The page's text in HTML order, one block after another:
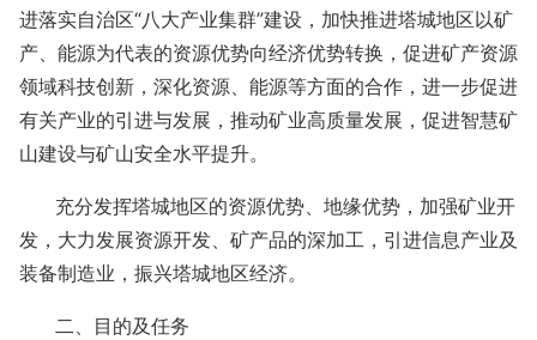
进落实自治区“八大产业集群”建设，加快推进塔城地区以矿
产、能源为代表的资源优势向经济优势转换，促进矿产资源
领域科技创新，深化资源、能源等方面的合作，进一步促进
有关产业的引进与发展，推动矿业高质量发展，促进智慧矿
山建设与矿山安全水平提升。
充分发挥塔城地区的资源优势、地缘优势，加强矿业开
发，大力发展资源开发、矿产品的深加工，引进信息产业及
装备制造业，振兴塔城地区经济。
二、目的及任务